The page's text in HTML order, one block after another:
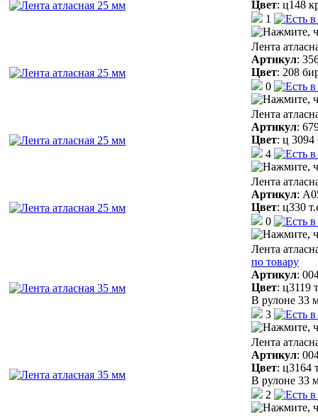
Цвет: ц148
1
Лента
Артикул:
Цвет: 208
0
Лента
Артикул:
Цвет: ц 3094
4
Лента
Артикул:
Цвет: ц330
0
Лента
по товару
Артикул:
Цвет: ц3119
В рулоне 33
3
Лента
Артикул:
Цвет: ц3164
В рулоне 33
2